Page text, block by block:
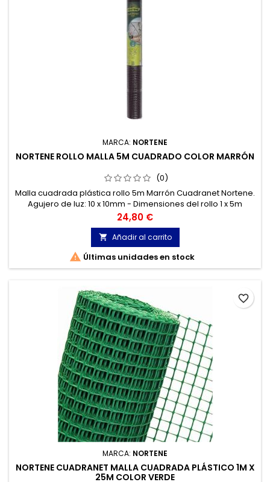
MARCA: NORTENE
NORTENE ROLLO MALLA 5M CUADRADO COLOR MARRÓN
(0)
Malla cuadrada plástica rollo 5m Marrón Cuadranet Nortene.
Agujero de luz: 10 x 10mm - Dimensiones del rollo 1 x 5m
Precio
24,80 €
 Añadir al carrito
 Últimas unidades en stock
MARCA: NORTENE
NORTENE CUADRANET MALLA CUADRADA PLÁSTICO 1M X
25M COLOR VERDE
favorite_border